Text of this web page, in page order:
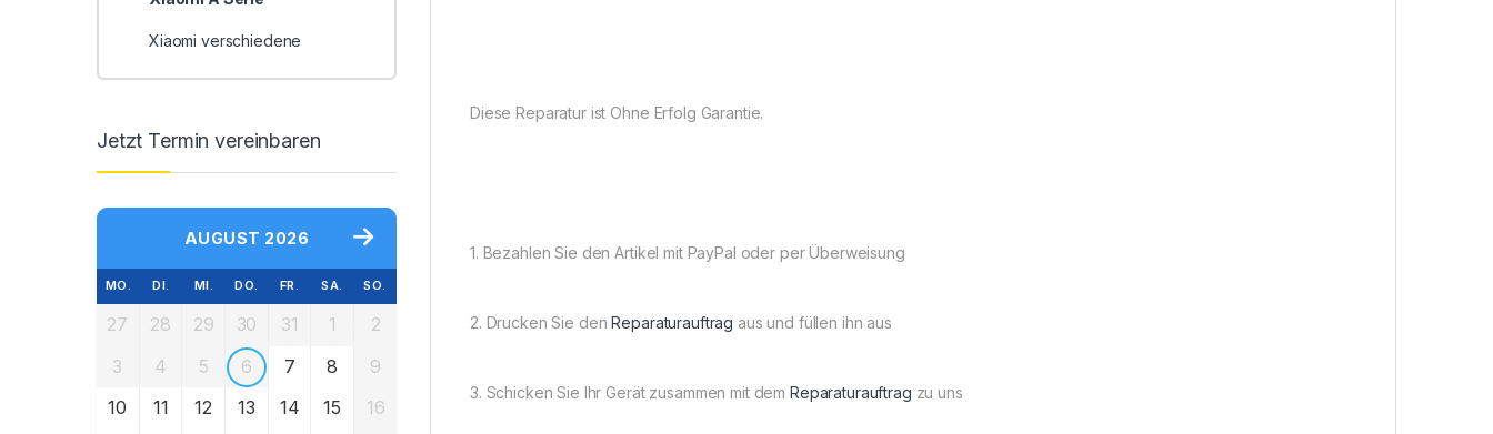
Diese Reparatur ist Ohne Erfolg Garantie.
1. Bezahlen Sie den Artikel mit PayPal oder per Überweisung
2. Drucken Sie denReparaturauftrag aus und füllen ihn aus
3. Schicken Sie Ihr Gerät zusammen mit dem Reparaturauftrag zu uns
Xiaomi verschiedene
Jetzt Termin vereinbaren
AUGUST 2026
MO. DI. MI. DO. FR. SA. SO.
27 28 29 30 31 1
2
3
4 5 6 7 8
9
10
11 12 13 14 15
16